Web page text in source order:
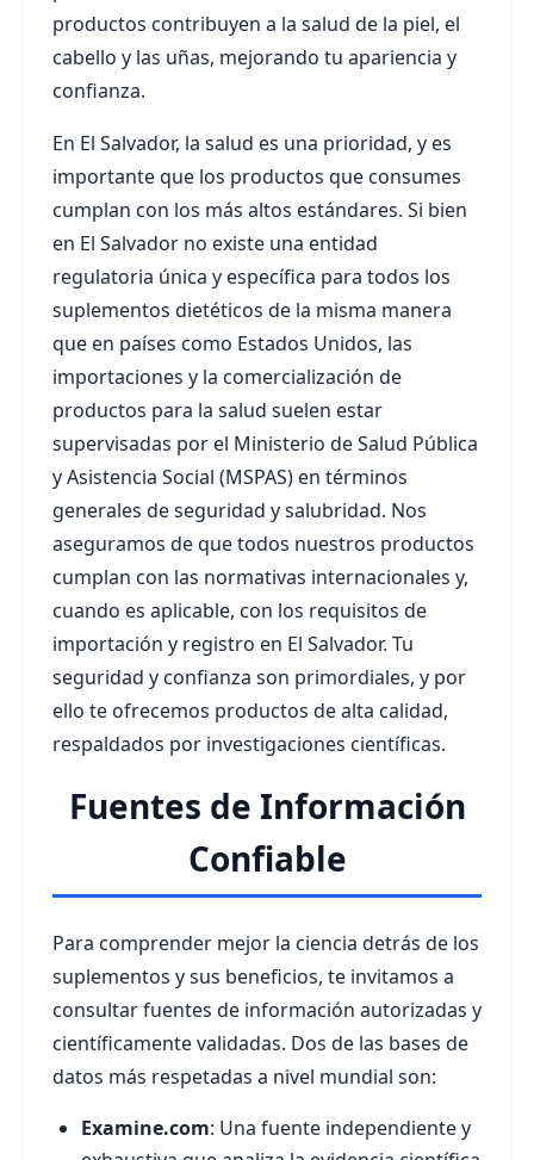
productos contribuyen a la salud de la piel, el
cabello y las uñas, mejorando tu apariencia y
confianza.
En El Salvador, la salud es una prioridad, y es
importante que los productos que consumes
cumplan con los más altos estándares. Si bien
en El Salvador no existe una entidad
regulatoria única y específica para todos los
suplementos dietéticos de la misma manera
que en países como Estados Unidos, las
importaciones y la comercialización de
productos para la salud suelen estar
supervisadas por el Ministerio de Salud Pública
y Asistencia Social (MSPAS) en términos
generales de seguridad y salubridad. Nos
aseguramos de que todos nuestros productos
cumplan con las normativas internacionales y,
cuando es aplicable, con los requisitos de
importación y registro en El Salvador. Tu
seguridad y confianza son primordiales, y por
ello te ofrecemos productos de alta calidad,
respaldados por investigaciones científicas.
Fuentes de Información
Confiable
Para comprender mejor la ciencia detrás de los
suplementos y sus beneficios, te invitamos a
consultar fuentes de información autorizadas y
científicamente validadas. Dos de las bases de
datos más respetadas a nivel mundial son:
Examine.com: Una fuente independiente y